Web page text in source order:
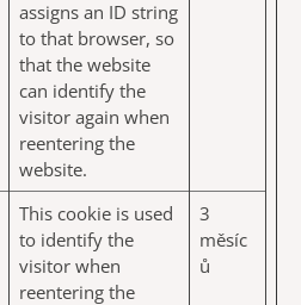
assigns an ID string
to that browser, so
that the website
can identify the
visitor again when
reentering the
website.
This cookie is used
to identify the
visitor when
reentering the
3
měsíc
ů